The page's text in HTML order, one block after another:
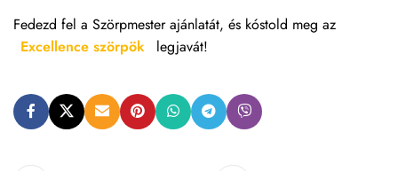
Fedezd fel a Szörpmester ajánlatát, és kóstold meg az
Excellence szörpök
legjavát!